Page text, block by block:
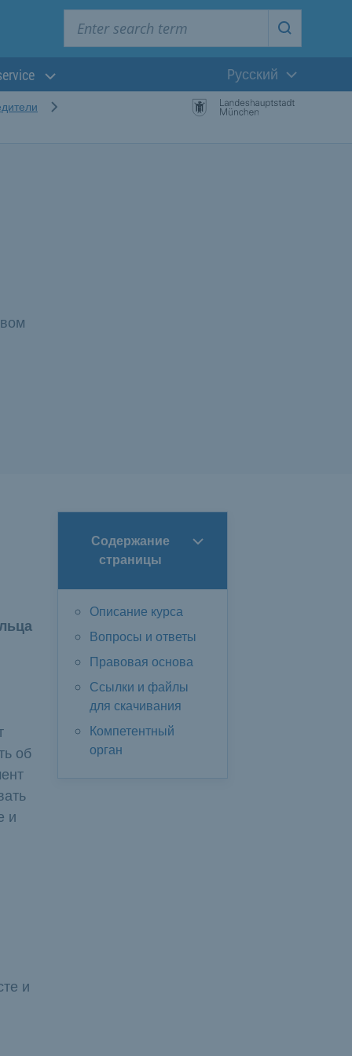
Start
Текущий
Pусский
Содержание
страницы
Описание курса
Вопросы и ответы
Правовая основа
Ссылки и файлы
для скачивания
Компетентный
орган
об
и
и